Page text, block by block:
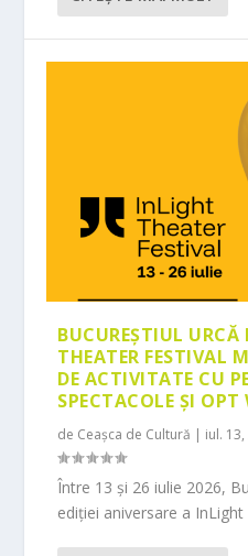
BUCUREȘTIUL
THEATER FESTIVAL
DE ACTIVITATE CU
SPECTACOLE ȘI OPT
de Ceașca de Cultură | iul.
Între 13 și 26 iulie 2026,
ediției aniversare a